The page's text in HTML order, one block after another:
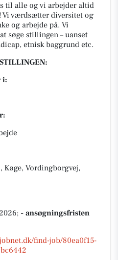
til alle og vi arbejder altid
Vi værdsætter diversitet og
og arbejde på. Vi
søge stillingen – uanset
etnisk baggrund etc.
i:
Køge, Vordingborgvej,
- ansøgningsfristen
find-job/80ea0f15-